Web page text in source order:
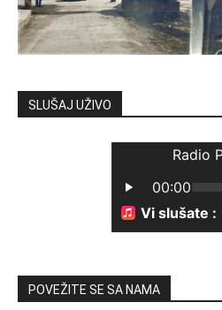
SLUŠAJ UŽIVO
POVEŽITE SE SA NAMA